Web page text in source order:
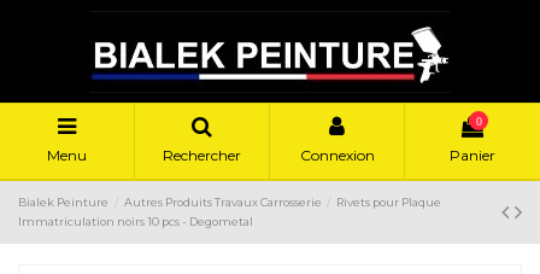
Menu Rechercher Connexion
0
Panier
Bialek Peinture Autres Produits Travaux Carrosserie
Rivets pour Plaque
Immatriculation noirs 10 pcs - Degometal